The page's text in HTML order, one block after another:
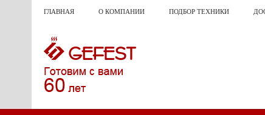
ГЛАВНАЯ О КОМПАНИИ ПОДБОР ТЕХНИКИ